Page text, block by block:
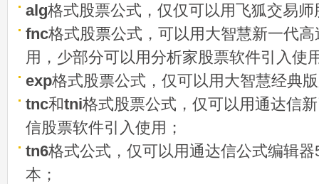
alg格式股票公式，仅仅可以用飞狐交易
fnc格式股票公式，可以用大智慧新一代
用，少部分可以用分析家股票软件引入使
exp格式股票公式，仅可以用大智慧经典
tnc和tni格式股票公式，仅可以用通达信
信股票软件引入使用；
tn6格式公式，仅可以用通达信公式编辑
本；